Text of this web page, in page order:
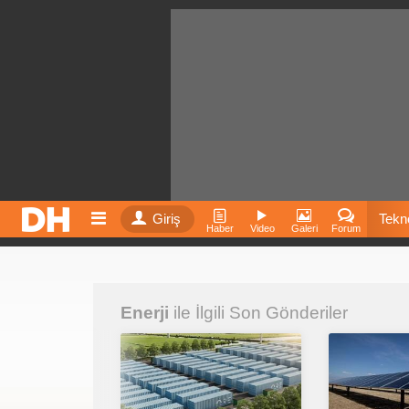
Giriş
Haber Video Galeri Forum
Enerji ile İlgili Son Gönderiler